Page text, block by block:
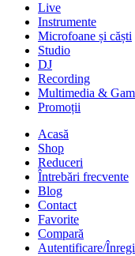
Live
Instrumente
Microfoane și căști
Studio
DJ
Recording
Multimedia &
Promoții
Acasă
Shop
Reduceri
Întrebări frecvente
Blog
Contact
Favorite
Compară
Autentificare/